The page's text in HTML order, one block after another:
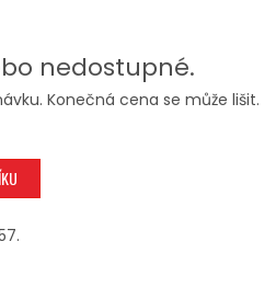
nedostupné.
Konečná cena se může lišit.